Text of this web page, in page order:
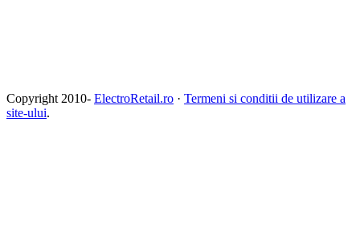
Copyright 2010- ElectroRetail.ro · Termeni si conditii de utilizare a
site-ului.